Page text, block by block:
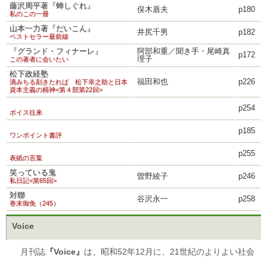
藤沢周平著『蝉しぐれ』
私のこの一冊 俣木盾夫 p180
山本一力著『だいこん』
ベストセラー最前線 井尻千男 p182
『グランド・フィナーレ』
この著者に会いたい
阿部和重／聞き手・尾崎真
理子
p172
松下政経塾
滴みちる刻きたれば 松下幸之助と日本
資本主義の精神<第４部第22回>
福田和也 p226
ボイス往来 p254
ワンポイント書評 p185
表紙の言葉 p255
笑っている鬼
私日記<第65回> 曽野綾子 p246
対聯
巻末御免（245） 谷沢永一 p258
Voice
月刊誌 『Voice』 は、昭和52年12月に、21世紀のよりよい社会